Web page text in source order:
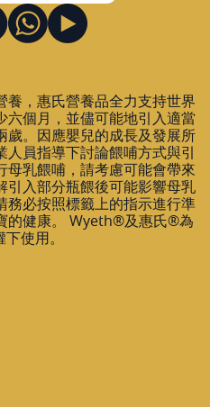
，惠氏營養品全力支持世界
個月，並儘可能地引入適當
歲。因應嬰兒的成長及發展所
員指導下討論餵哺方式與引
母乳餵哺，請考慮可能會帶來
引入部分瓶餵後可能影響母乳
務必按照標籤上的指示進行準
的健康。 Wyeth®及惠氏®為
使用。